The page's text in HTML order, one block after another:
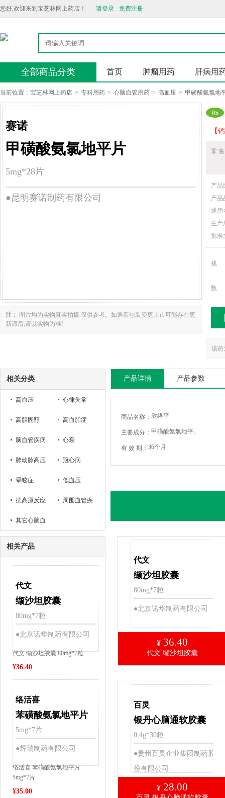
您好,欢迎来到宝芝林网上药店！ 请登录 免费注册
全部商品分类 首页 肿瘤用药 肝病用
当前位置： 宝芝林网上药店 > 专科用药 > 心脑血管用药 > 高血压 > 甲磺酸氨氯地
赛诺
甲磺酸氨氯地平片
5mg*28片
●昆明赛诺制药有限公司
注：
图片均为实物真实拍摄,仅供参考。如遇新包装变更上市可能存在更
新滞后,请以实物为准!
【
零
产品
产品
通用
生产
批准
规
数
该药
相关分类
高血压 心律失常
高胆固醇 高血脂症
脑血管疾病 心衰
肺动脉高压
病
冠心病
晕眩症 低血压
抗高原反应 周围血管疾
其它心脑血
管疾病
相关产品
代文
缬沙坦胶囊
80mg*7粒
●北京诺华制药有限公司
代文 缬沙坦胶囊 80mg*7粒
¥36.40
络活喜
苯磺酸氨氯地平片
5mg*7片
●辉瑞制药有限公司
络活喜 苯磺酸氨氯地平片
5mg*7片
¥35.00
产品详情 产品参数
商品名称： 欣络平
主要成分： 甲磺酸氨氯地平。
有 效 期： 36个月
代文
缬沙坦胶囊
80mg*7粒
●北京诺华制药有限公司
¥ 36.40
代文 缬沙坦胶囊
百灵
银丹心脑通软胶囊
0.4g*30粒
●贵州百灵企业集团制药股
份有限公司
¥ 28.00